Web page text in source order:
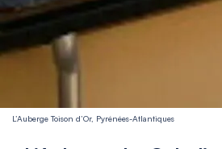
L’Auberge Toison d’Or, Pyrénées-Atlantiques